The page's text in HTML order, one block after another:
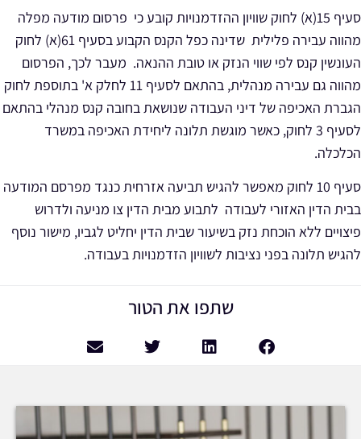
סעיף 15(א) לחוק שוויון ההזדמנויות קובע כי פרסום מודעה מפלה
מהווה עבירה פלילית שדינה כפל הקנס הקבוע בסעיף 61(א) לחוק
העונשין קנס לפי שווי הנזק או טובת ההנאה. מעבר לכך, הפרסום
מהווה גם עבירה מנהלית, בהתאם לסעיף 11 לחלק א' בתוספת לחוק
הגברת האכיפה של דיני העבודה שנושאת בחובה קנס מנהלי בהתאם
לסעיף 3 לחוק, כאשר מוגשת תלונה ליחידת האכיפה במשרד
הכלכלה.
סעיף 10 לחוק מאפשר להגיש תביעה אזרחית כנגד מפרסם המודעה
בבית הדין האזורי לעבודה לתבוע מבית הדין צו מניעה ולדרוש
פיצויים ללא הוכחת נזק בשיעור שבית הדין יחליט לגביו, מישור נוסף
להגיש תלונה בפני נציבות לשוויון הזדמנויות בעבודה.
שתפו את הטור